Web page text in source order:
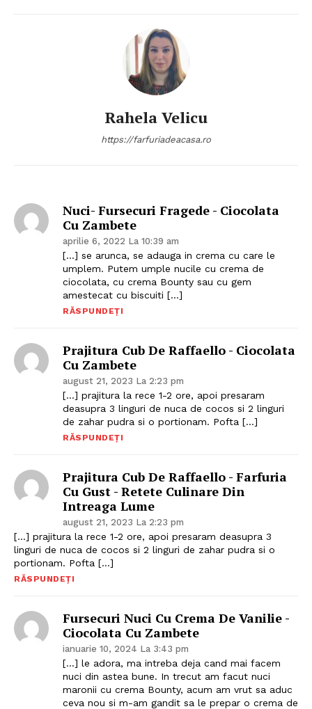
Politica de Confidențialitate
Contact
Rahela Velicu
https://farfuriadeacasa.ro
Nuci- Fursecuri Fragede - Ciocolata
Cu Zambete
aprilie 6, 2022 La 10:39 am
[…] se arunca, se adauga in crema cu care le
umplem. Putem umple nucile cu crema de
ciocolata, cu crema Bounty sau cu gem
amestecat cu biscuiti […]
RĂSPUNDEȚI
Prajitura Cub De Raffaello - Ciocolata
Cu Zambete
august 21, 2023 La 2:23 pm
[…] prajitura la rece 1-2 ore, apoi presaram
deasupra 3 linguri de nuca de cocos si 2 linguri
de zahar pudra si o portionam. Pofta […]
RĂSPUNDEȚI
Prajitura Cub De Raffaello - Farfuria
Cu Gust - Retete Culinare Din
Intreaga Lume
august 21, 2023 La 2:23 pm
[…] prajitura la rece 1-2 ore, apoi presaram deasupra 3
linguri de nuca de cocos si 2 linguri de zahar pudra si o
portionam. Pofta […]
RĂSPUNDEȚI
Fursecuri Nuci Cu Crema De Vanilie -
Ciocolata Cu Zambete
ianuarie 10, 2024 La 3:43 pm
[…] le adora, ma intreba deja cand mai facem
nuci din astea bune. In trecut am facut nuci
maronii cu crema Bounty, acum am vrut sa aduc
ceva nou si m-am gandit sa le prepar o crema de